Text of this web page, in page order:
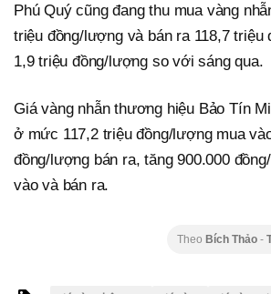
Phú Quý cũng đang thu mua vàng
triệu đồng/lượng và bán ra 118,7 triệu
1,9 triệu đồng/lượng so với sáng qua.
Giá vàng nhẫn thương hiệu Bảo Tín
ở mức 117,2 triệu đồng/lượng mua
đồng/lượng bán ra, tăng 900.000
vào và bán ra.
Theo Bích Thảo -